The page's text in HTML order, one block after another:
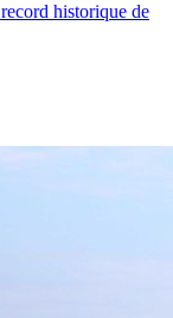
historique de